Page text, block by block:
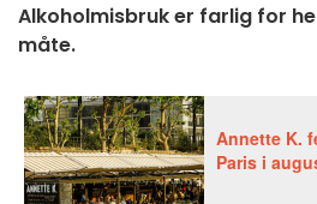
Alkoholmisbruk er farlig for
måte.